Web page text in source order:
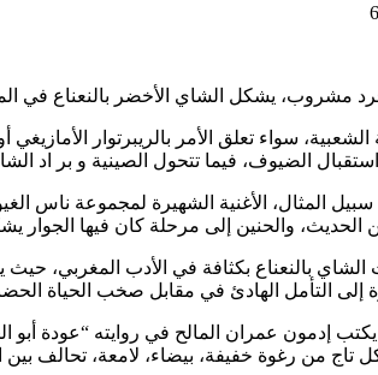
مشروب، يشكل الشاي الأخضر بالنعناع في
سواء تعلق الأمر بالريبرتوار
الضيوف، فيما تتحول الصينية و بر اد
الحديث، والحنين إلى مرحلة كان فيها الجوار
بالنعناع بكثافة في الأدب المغربي، حيث
إلى التأمل الهادئ في مقابل صخب الحياة
من رغوة خفيفة، بيضاء، لامعة، تحالف بين